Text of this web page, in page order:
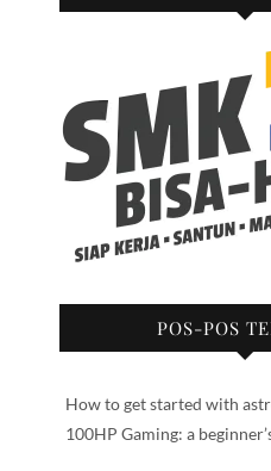
POS-POS
How to get started with
100HP Gaming: a